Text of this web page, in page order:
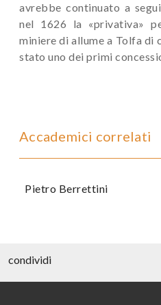
avrebbe continuato a
nel 1626 la «privativa»
miniere di allume a Tolfa di
stato uno dei primi
Accademici correlati
Pietro Berrettini
condividi